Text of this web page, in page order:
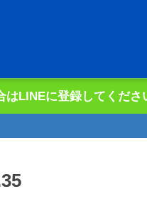
LINEに登録してくださ